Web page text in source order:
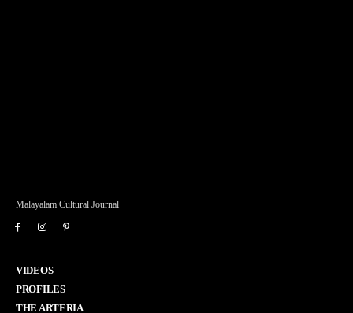
Malayalam Cultural Journal
VIDEOS
PROFILES
THE ARTERIA